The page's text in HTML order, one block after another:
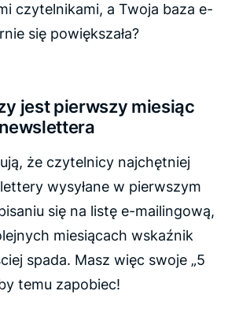
czytelnikami, a Twoja baza e-
się powiększała?
jest pierwszy miesiąc
że czytelnicy najchętniej
wysyłane w pierwszym
się na listę e-mailingową,
miesiącach wskaźnik
spada. Masz więc swoje „5
temu zapobiec!